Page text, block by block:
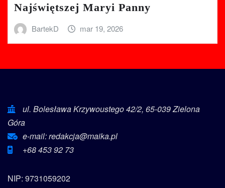
Najświętszej Maryi Panny
BartekD mar 19, 2026
ul. Bolesława Krzywoustego 42/2, 65-039 Zielona
Góra
e-mail: redakcja@maika.pl
+68 453 92 73
NIP: 9731059202